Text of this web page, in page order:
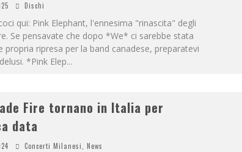
Dischi
qui: Pink Elephant, l'ennesima "rinascita" degli
Se pensavate che dopo *We* ci sarebbe stata
propria ripresa per la band canadese, preparatevi
*Pink Elep...
Fire tornano in Italia per
data
Concerti Milanesi News